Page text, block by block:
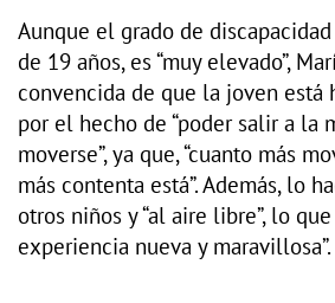
Aunque el grado de
de 19 años, es “muy elevado”,
convencida de que la joven está
por el hecho de “poder salir a la
moverse”, ya que, “cuanto más
más contenta está”. Además, lo
otros niños y “al aire libre”, lo que
experiencia nueva y maravillosa”.